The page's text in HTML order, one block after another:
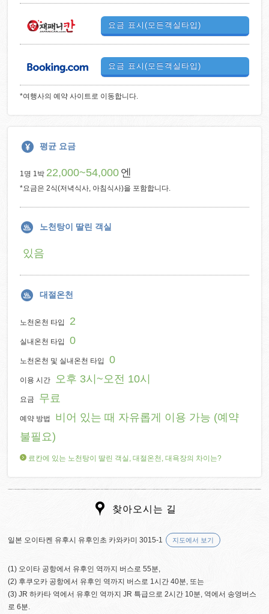
요금 표시(모든객실타입)
요금 표시(모든객실타입)
*여행사의 예약 사이트로 이동합니다.
평균 요금
1명 1박 22,000~54,000 엔
*요금은 2식(저녁식사, 아침식사)을 포함합니다.
노천탕이 딸린 객실
있음
대절온천
노천온천 타입 2
실내온천 타입 0
노천온천 및 실내온천 타입 0
이용 시간 오후 3시~오전 10시
요금 무료
예약 방법
비어 있는 때 자유롭게 이용 가능 (예약
불필요)
료칸에 있는 노천탕이 딸린 객실, 대절온천, 대욕장의 차이는?
찾아오시는 길
일본 오이타켄 유후시 유후인초 카와카미 3015-1 지도에서 보기
(1) 오이타 공항에서 유후인 역까지 버스로 55분,
(2) 후쿠오카 공항에서 유후인 역까지 버스로 1시간 40분, 또는
(3) JR 하카타 역에서 유후인 역까지 JR 특급으로 2시간 10분, 역에서 송영버스
로 6분.